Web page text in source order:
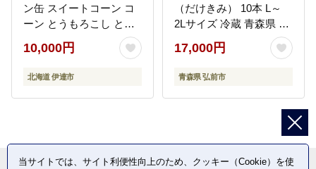
ン缶 スイートコーン コ
ーン とうもろこし とう
きび トウモロコシ 缶 缶
詰 国産 甘い 長期保存 備
蓄 常温 クレードル 送料
10,000円
北海道 伊達市
（だけきみ） 10本 L～
2Lサイズ 冷蔵 青森県 弘
前市 [とうもろこし 朝採
り 嶽きみ だけきみ 冷蔵
高糖度]
17,000円
青森県 弘前市
当サイトでは、サイト利便性向上のため、クッキー（Cookie）を使